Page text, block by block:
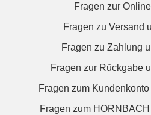
Fragen zur
Fragen zu Versand
Fragen zu Zahlung
Fragen zur Rückgabe
Fragen zum
Fragen zum